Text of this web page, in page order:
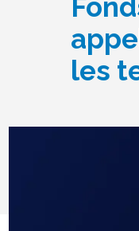
les